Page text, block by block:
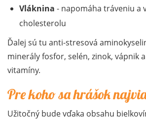
Vláknina - napomáha tráveniu a
cholesterolu
Ďalej sú tu anti-stresová
minerály fosfor, selén, zinok, vápnik
vitamíny.
Pre koho sa hrášok
Užitočný bude vďaka obsahu